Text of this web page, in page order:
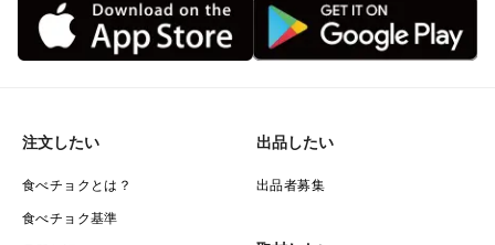
注文したい
食べチョクとは？
食べチョク基準
出品したい
出品者募集